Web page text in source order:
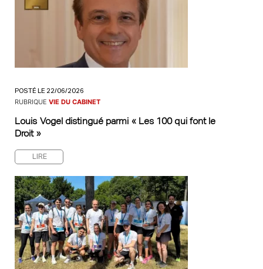
POSTÉ LE 22/06/2026
RUBRIQUE VIE DU CABINET
Louis Vogel distingué parmi « Les 100 qui font le
Droit »
LIRE